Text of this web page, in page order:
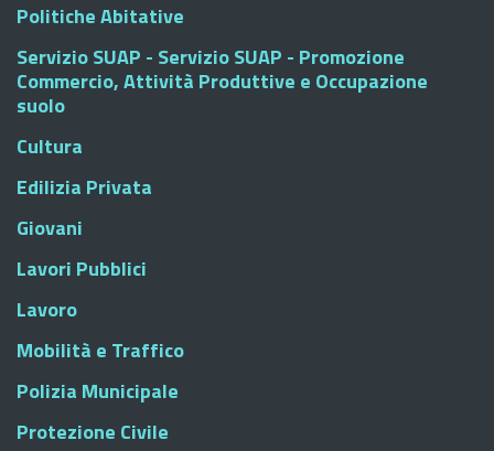
Politiche Abitative
Servizio SUAP - Servizio SUAP - Promozione
Commercio, Attività Produttive e Occupazione
suolo
Cultura
Edilizia Privata
Giovani
Lavori Pubblici
Lavoro
Mobilità e Traffico
Polizia Municipale
Protezione Civile